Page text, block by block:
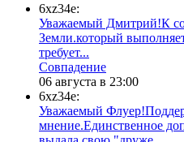
6xz34e:
Уважаемый Дмитрий!К
Земли.который
требует...
​Совпадение
06 августа в 23:00
6xz34e:
Уважаемый
мнение.Единственное